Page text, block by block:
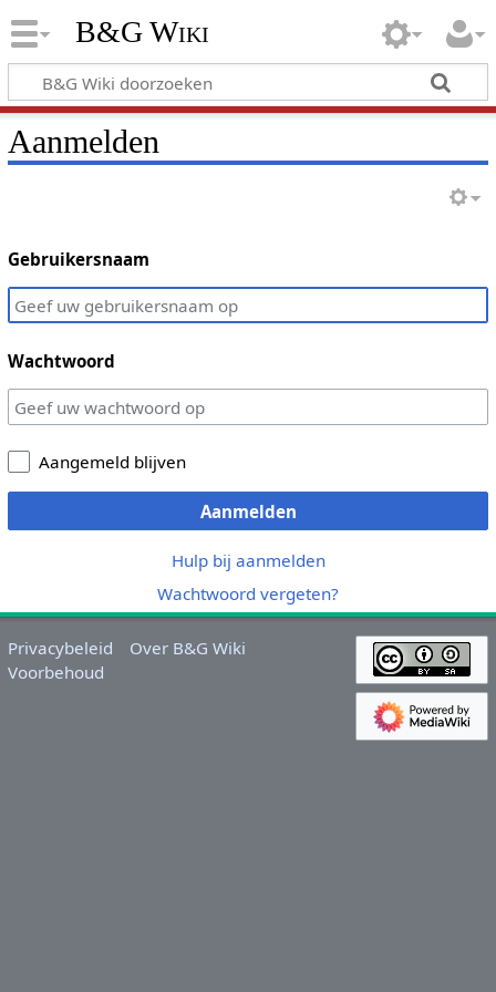
B&G Wiki
Aanmelden
Gebruikersnaam
Wachtwoord
Aangemeld blijven
Aanmelden
Hulp bij aanmelden
Wachtwoord vergeten?
Privacybeleid
Over B&G Wiki
Voorbehoud